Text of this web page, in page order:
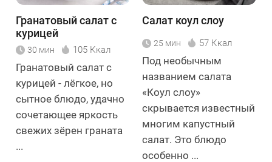
Гранатовый салат с
курицей
30 мин 105 Ккал
Гранатовый салат с
курицей - лёгкое, но
сытное блюдо, удачно
сочетающее яркость
свежих зёрен граната
...
Салат коул слоу
25 мин 57 Ккал
Под необычным
названием салата
«Коул слоу»
скрывается известный
многим капустный
салат. Это блюдо
особенно ...